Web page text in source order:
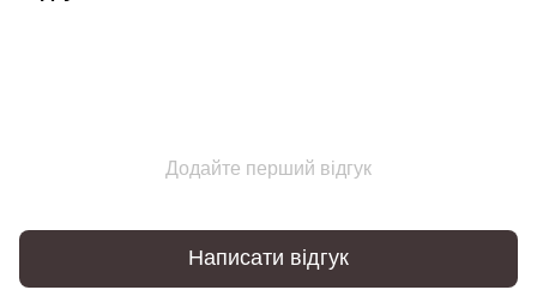
Додайте перший відгук
Написати відгук